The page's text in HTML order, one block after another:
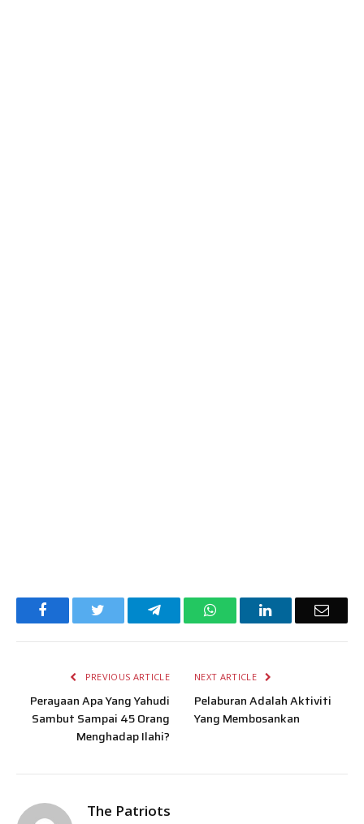
Facebook TelegramWhatsAppLinkedIn Email
PREVIOUS ARTICLE
Perayaan Apa Yang Yahudi
Sambut Sampai 45 Orang
Menghadap Ilahi?
NEXT ARTICLE
Pelaburan Adalah Aktiviti
Yang Membosankan
The Patriots